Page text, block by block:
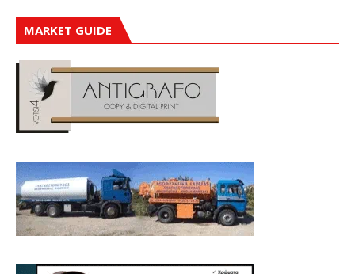
MARKET GUIDE